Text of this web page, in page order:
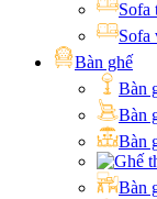
Sofa
Sofa
Bàn ghế
Bàn
Bàn
Bàn
Bàn